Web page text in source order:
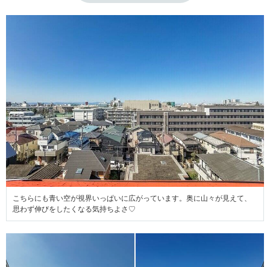
こちらにも青い空が視界いっぱいに広がっています。奥に山々が見えて、
思わず伸びをしたくなる気持ちよさ♡